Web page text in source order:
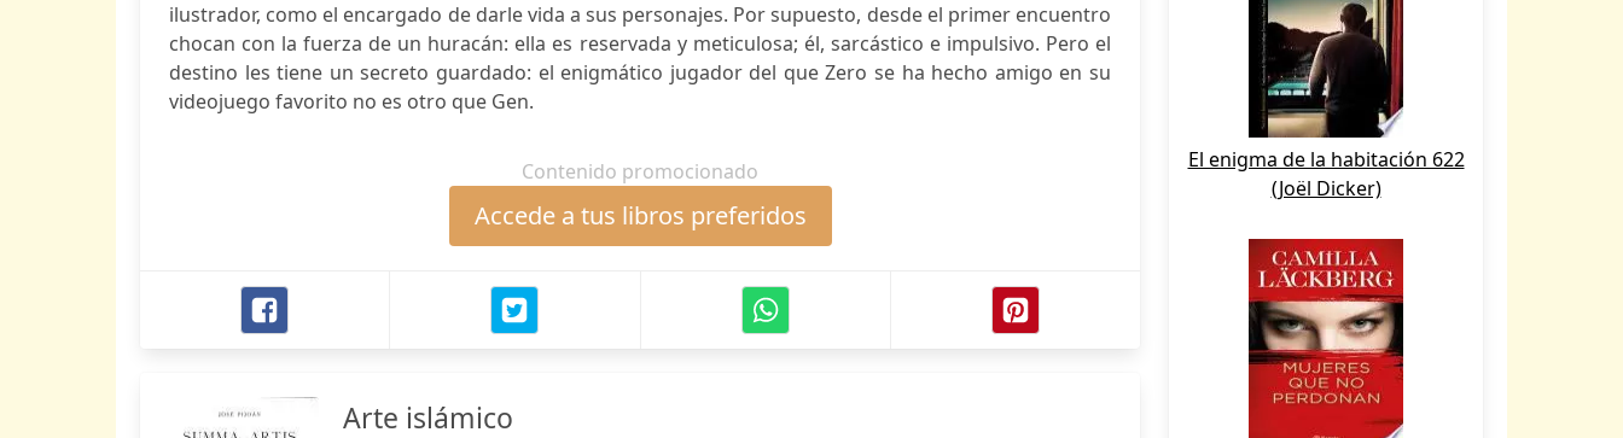
ilustrador, como el encargado de darle vida a sus personajes. Por supuesto, desde el primer encuentro
chocan con la fuerza de un huracán: ella es reservada y meticulosa; él, sarcástico e impulsivo. Pero el
destino les tiene un secreto guardado: el enigmático jugador del que Zero se ha hecho amigo en su
videojuego favorito no es otro que Gen.
Contenido promocionado
Accede a tus libros preferidos
Arte islámico
El enigma de la habitación 622
(Joël Dicker)